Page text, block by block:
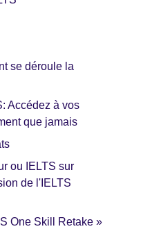
se déroule la
Accédez à vos
que jamais
ou IELTS sur
de l'IELTS
One Skill Retake »